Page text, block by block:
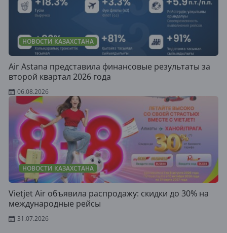
НОВОСТИ КАЗАХСТАНА
Air Astana представила финансовые результаты за
второй квартал 2026 года
06.08.2026
НОВОСТИ КАЗАХСТАНА
Vietjet Air объявила распродажу: скидки до 30% на
международные рейсы
31.07.2026